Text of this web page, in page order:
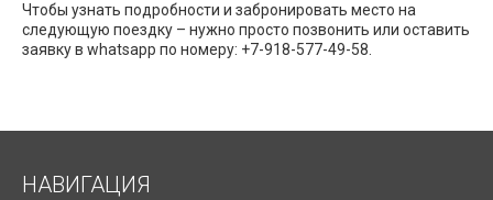
Чтобы узнать подробности и забронировать место на
следующую поездку – нужно просто позвонить или оставить
заявку в whatsapp по номеру: +7-918-577-49-58.
НАВИГАЦИЯ